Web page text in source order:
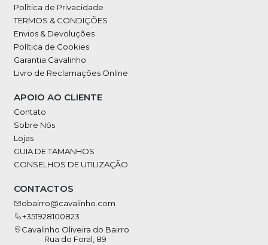
Política de Privacidade
TERMOS & CONDIÇÕES
Envios & Devoluções
Política de Cookies
Garantia Cavalinho
Livro de Reclamações Online
APOIO AO CLIENTE
Contato
Sobre Nós
Lojas
GUIA DE TAMANHOS
CONSELHOS DE UTILIZAÇÃO
CONTACTOS
obairro@cavalinho.com
+351928100823
Cavalinho Oliveira do Bairro
Rua do Foral, 89